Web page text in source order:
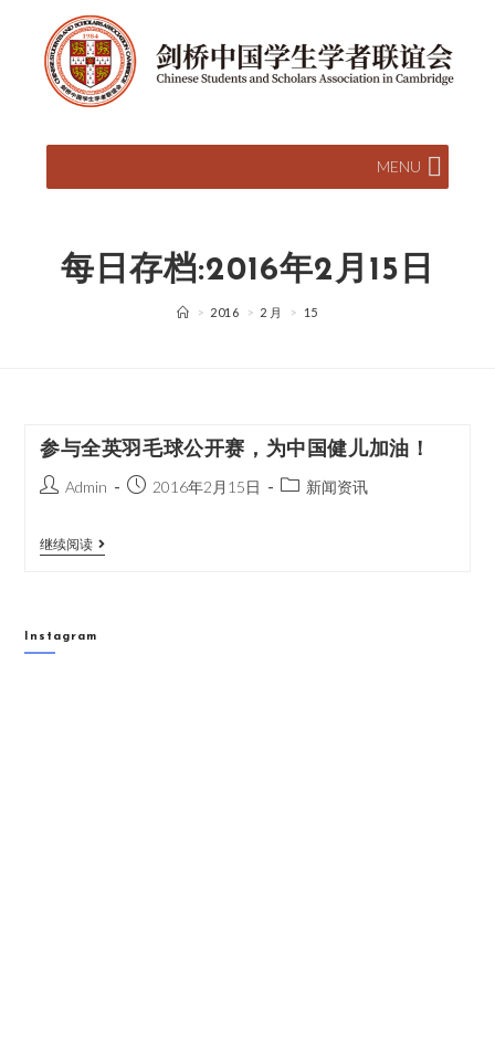
MENU
每日存档:2016年2月15日
> 2016 > 2 月 > 15
参与全英羽毛球公开赛，为中国健儿加油！
Admin 2016年2月15日 新闻资讯
继续阅读
Instagram